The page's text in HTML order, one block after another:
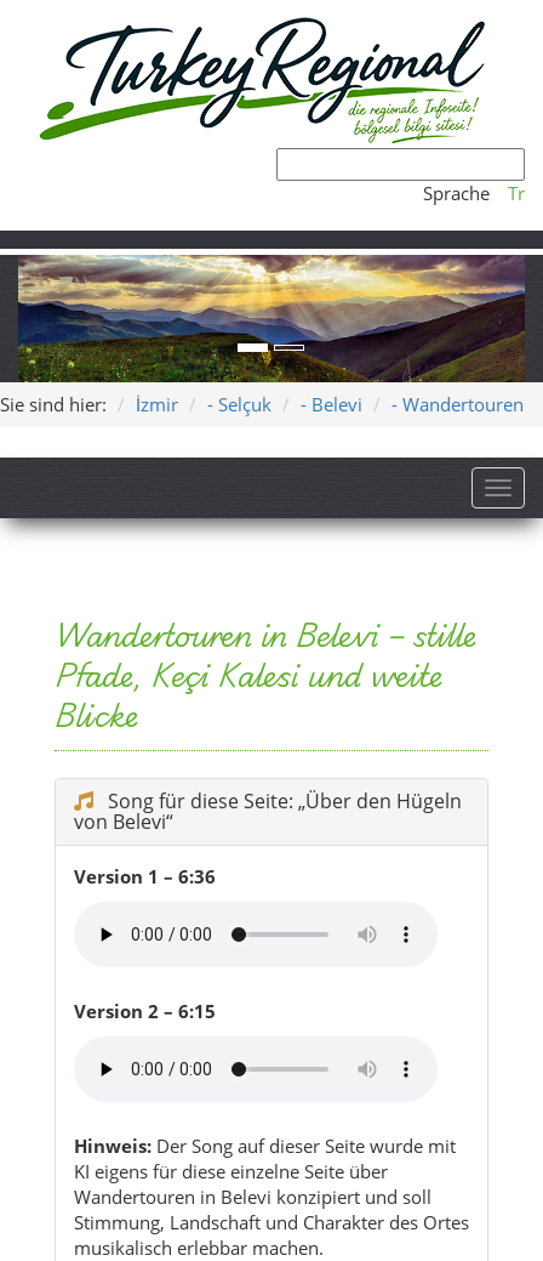
Sprache Tr
Sie sind hier: İzmir - Selçuk - Belevi - Wandertouren
Wandertouren in Belevi – stille
Pfade, Keçi Kalesi und weite
Blicke
Song für diese Seite: „Über den Hügeln
von Belevi“
Version 1 – 6:36
Version 2 – 6:15
Hinweis: Der Song auf dieser Seite wurde mit
KI eigens für diese einzelne Seite über
Wandertouren in Belevi konzipiert und soll
Stimmung, Landschaft und Charakter des Ortes
musikalisch erlebbar machen.